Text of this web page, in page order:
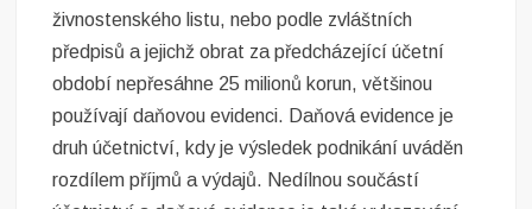
živnostenského listu, nebo podle zvláštních
předpisů a jejichž obrat za předcházející účetní
období nepřesáhne 25 milionů korun, většinou
používají daňovou evidenci. Daňová evidence je
druh účetnictví, kdy je výsledek podnikání uváděn
rozdílem příjmů a výdajů. Nedílnou součástí